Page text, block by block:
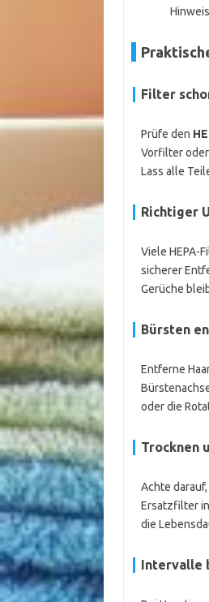
Filter
Prüfe den
Vorfilter
Lass alle
Richtiger
Viele HEPA-
sicherer
Gerüche
Bürsten
Entferne
oder die
Trocknen
Achte
Ersatzfilter
die
Intervalle